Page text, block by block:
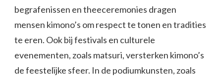
begrafenissen en theeceremonies dragen
mensen kimono’s om respect te tonen en tradities
te eren. Ook bij festivals en culturele
evenementen, zoals matsuri, versterken kimono’s
de feestelijke sfeer. In de podiumkunsten, zoals